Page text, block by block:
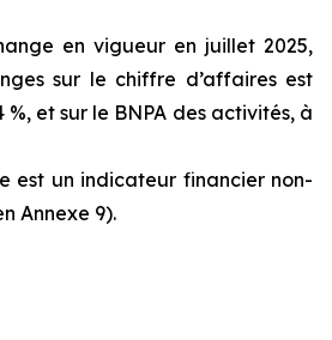
en vigueur en juillet 2025,
sur le chiffre d’affaires est
et sur le BNPA des activités, à
est un indicateur financier non-
Annexe 9).